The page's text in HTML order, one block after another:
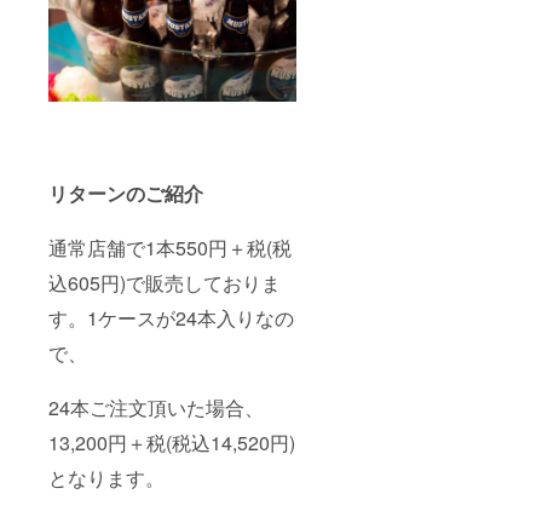
リターンのご紹介
通常店舗で1本550円＋税(税
込605円)で販売しておりま
す。1ケースが24本入りなの
で、
24本ご注文頂いた場合、
13,200円＋税(税込14,520円)
となります。